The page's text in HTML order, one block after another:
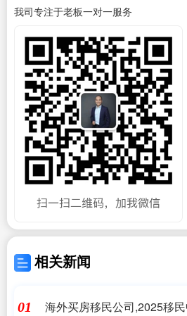
我司专注于老板一对一服务
相关新闻
01
海外买房移民公司,2025移